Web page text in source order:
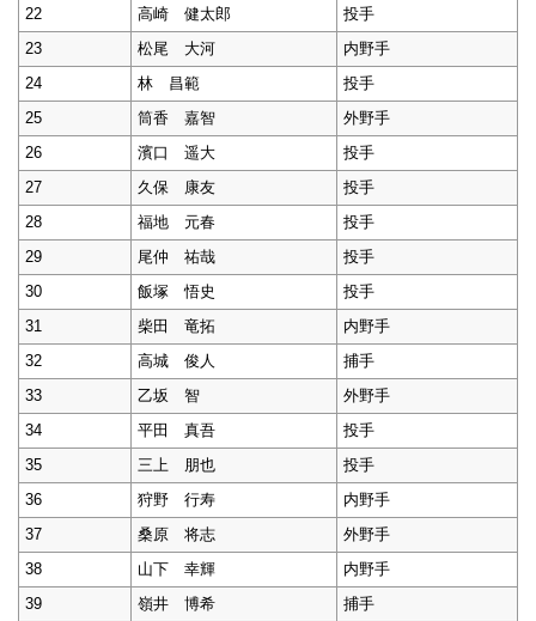
22
高崎 健太郎
投手
23
松尾 大河
内野手
24
林 昌範
投手
25
筒香 嘉智
外野手
26
濱口 遥大
投手
27
久保 康友
投手
28
福地 元春
投手
29
尾仲 祐哉
投手
30
飯塚 悟史
投手
31
柴田 竜拓
内野手
32
高城 俊人
捕手
33
乙坂 智
外野手
34
平田 真吾
投手
35
三上 朋也
投手
36
狩野 行寿
内野手
37
桑原 将志
外野手
38
山下 幸輝
内野手
39
嶺井 博希
捕手